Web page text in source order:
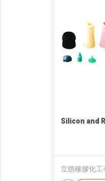
Silicon and
立德橡膠化工